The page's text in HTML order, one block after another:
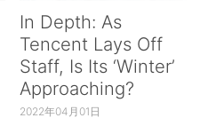
In Depth: As
Tencent Lays Off
Staff, Is Its ‘Winter’
Approaching?
2022年04月01日